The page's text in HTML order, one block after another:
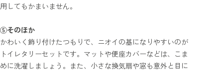
用してもかまいません。
⑤そのほか
かわいく飾り付けたつもりで、ニオイの基になりやすいのが
トイレタリーセットです。マットや便座カバーなどは、こま
めに洗濯しましょう。また、小さな換気扇や窓も意外と目に